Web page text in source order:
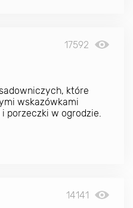
17592
które
wskazówkami
porzeczki w ogrodzie.
14141